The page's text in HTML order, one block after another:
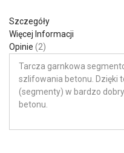
Szczegóły
Więcej Informacji
Opinie
2
Tarcza garnkowa
szlifowania betonu. Dzięki
(segmenty) w bardzo
betonu.